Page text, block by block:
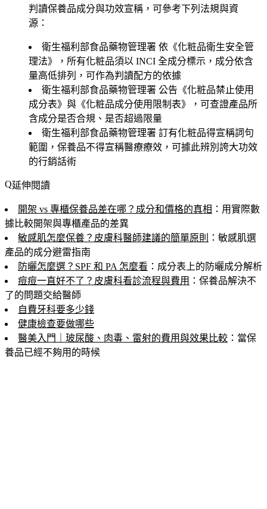
判讀保養品成分與功效宣稱，可參考下列法規與資
源：
衛生福利部食品藥物管理署 依《化粧品衛生安全管
理法》，所有化粧品須以 INCI 全成分標示，成分依含
量高低排列，可作為判讀配方的依據
衛生福利部食品藥物管理署 公告《化粧品禁止使用
成分表》與《化粧品成分使用限制表》，可查證產品所
含成分是否合規、是否超過限量
衛生福利部食品藥物管理署 訂有化粧品得宣稱詞句
範圍，保養品不得宣稱醫療療效，可據此辨別誇大功效
的行銷話術
延伸閱讀
開架 vs 專櫃保養品差在哪？成分和價格的真相 ：用實際數
據比較開架與專櫃產品的差異
敏感肌怎麼保養？皮膚科醫師建議的簡單原則
：敏感肌選
產品的成分避雷指南
防曬怎麼選？SPF 和 PA 怎麼看 ：成分表上的防曬成分解析
痘痘一直好不了？皮膚科看診流程與費用 ：保養品解決不
了的問題交給醫師
自費牙科要多少錢
健康檢查要做哪些
醫美入門｜玻尿酸、肉毒、雷射的費用與效果比較 ：當保
養品已經不夠用的時候